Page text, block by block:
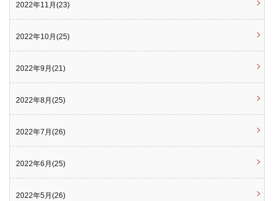
2022年11月(23)
2022年10月(25)
2022年9月(21)
2022年8月(25)
2022年7月(26)
2022年6月(25)
2022年5月(26)